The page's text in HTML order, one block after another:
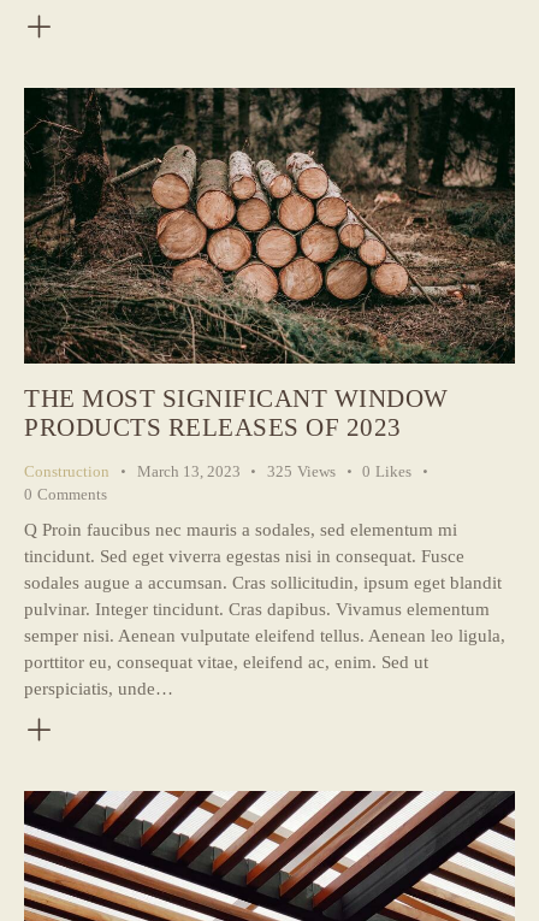
THE MOST SIGNIFICANT WINDOW
PRODUCTS RELEASES OF 2023
Construction March 13, 2023 325 Views 0 Likes
0 Comments
Q Proin faucibus nec mauris a sodales, sed elementum mi
tincidunt. Sed eget viverra egestas nisi in consequat. Fusce
sodales augue a accumsan. Cras sollicitudin, ipsum eget blandit
pulvinar. Integer tincidunt. Cras dapibus. Vivamus elementum
semper nisi. Aenean vulputate eleifend tellus. Aenean leo ligula,
porttitor eu, consequat vitae, eleifend ac, enim. Sed ut
perspiciatis, unde…